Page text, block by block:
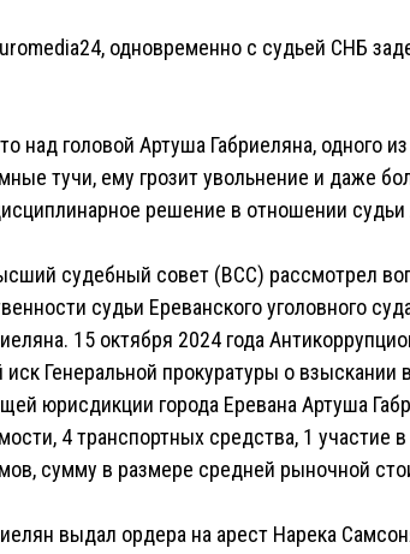
одновременно с судьей СНБ
над головой Артуша Габриеляна, одного
тучи, ему грозит увольнение и даже
решение в отношении судьи
судебный совет (ВСС) рассмотрел
судьи Ереванского уголовного
15 октября 2024 года
Генеральной прокуратуры о взыскании
юрисдикции города Еревана Артуша
4 транспортных средства, 1 участие
сумму в размере средней рыночной
выдал ордера на арест Нарека